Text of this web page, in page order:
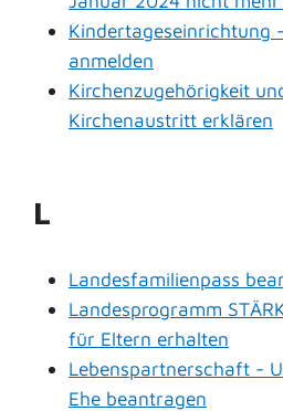
Kindertageseinrichtung
anmelden
Kirchenzugehörigkeit
Kirchenaustritt erklären
L
Landesfamilienpass
Landesprogramm
für Eltern erhalten
Lebenspartnerschaft -
Ehe beantragen